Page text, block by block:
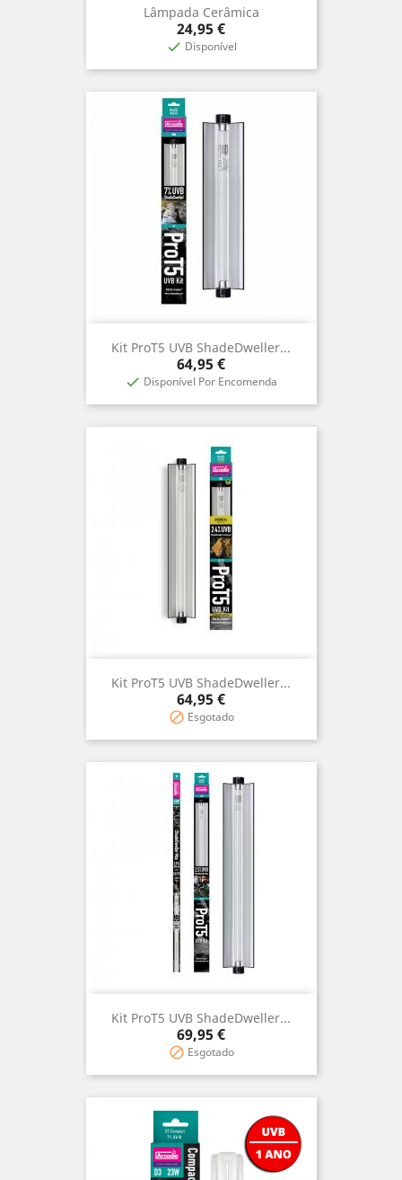
Lâmpada Cerâmica
Preço
24,95 €
 Disponível
Kit ProT5 UVB ShadeDweller...
Preço
64,95 €
 Disponível Por Encomenda
Kit ProT5 UVB ShadeDweller...
Preço
64,95 €
 Esgotado
Kit ProT5 UVB ShadeDweller...
Preço
69,95 €
 Esgotado